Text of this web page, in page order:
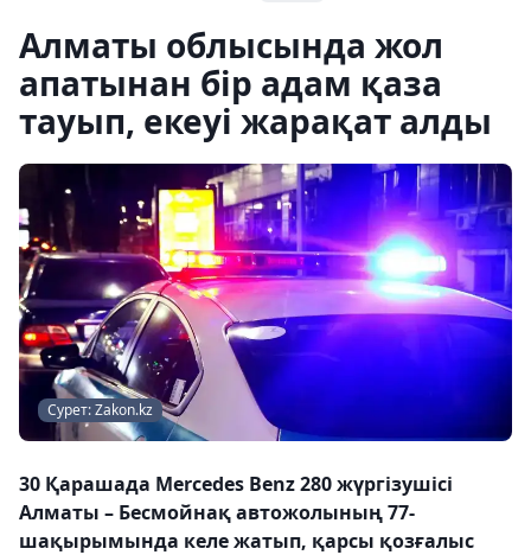
Алматы облысында жол
апатынан бір адам қаза
тауып, екеуі жарақат алды
Сурет: Zakon.kz
30 Қарашада Mercedes Benz 280 жүргізушісі
Алматы – Бесмойнақ автожолының 77-
шақырымында келе жатып, қарсы қозғалыс